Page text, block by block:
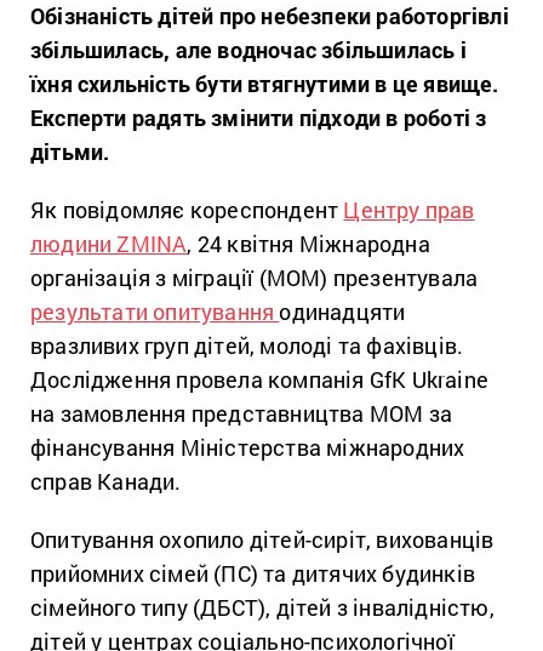
Обізнаність дітей про небезпеки работоргівлі
збільшилась, але водночас збільшилась і
їхня схильність бути втягнутими в це явище.
Експерти радять змінити підходи в роботі з
дітьми.
Як повідомляє кореспондент Центру прав
людини ZMINA, 24 квітня Міжнародна
організація з міграції (МОМ) презентувала
результати опитуванняодинадцяти
вразливих груп дітей, молоді та фахівців.
Дослідження провела компанія GfK Ukraine
на замовлення представництва МОМ за
фінансування Міністерства міжнародних
справ Канади.
Опитування охопило дітей-сиріт, вихованців
прийомних сімей (ПС) та дитячих будинків
сімейного типу (ДБСТ), дітей з інвалідністю,
дітей у центрах соціально-психологічної